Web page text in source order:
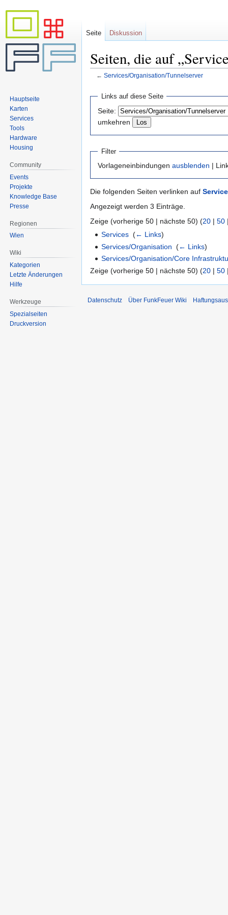
Seiten, die auf
← Services/Organisation/Tunnelserver
Navigation
springen
springen
Links auf diese Seite
Seite:
umkehren
Filter
Vorlageneinbindungen ausblenden |
Die folgenden Seiten verlinken auf
Angezeigt werden 3 Einträge.
Zeige (vorherige 50 | nächste 50) (20 | 50
Services ‎(← Links)
Services/Organisation ‎(← Links)
Services/Organisation/Core
Zeige (vorherige 50 | nächste 50) (20 | 50
Seite Diskussion
Hauptseite
Karten
Services
Tools
Hardware
Housing
Community
Events
Projekte
Knowledge Base
Presse
Regionen
Wien
Wiki
Kategorien
Letzte Änderungen
Hilfe
Werkzeuge
Spezialseiten
Druckversion
Datenschutz Über FunkFeuer Wiki